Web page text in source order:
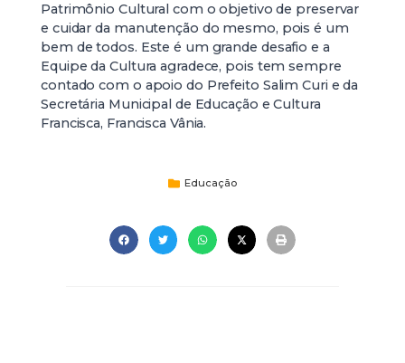
Patrimônio Cultural com o objetivo de preservar
e cuidar da manutenção do mesmo, pois é um
bem de todos. Este é um grande desafio e a
Equipe da Cultura agradece, pois tem sempre
contado com o apoio do Prefeito Salim Curi e da
Secretária Municipal de Educação e Cultura
Francisca, Francisca Vânia.
Educação